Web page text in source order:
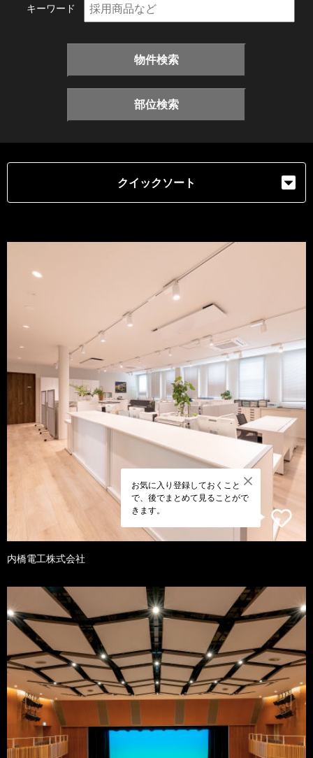
キーワード
物件検索
部位検索
クイックソート
お気に入り登録しておくこと
で、後でまとめて見ることがで
きます。
内橋電工株式会社